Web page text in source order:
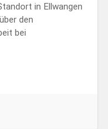
in Ellwangen
den
bei